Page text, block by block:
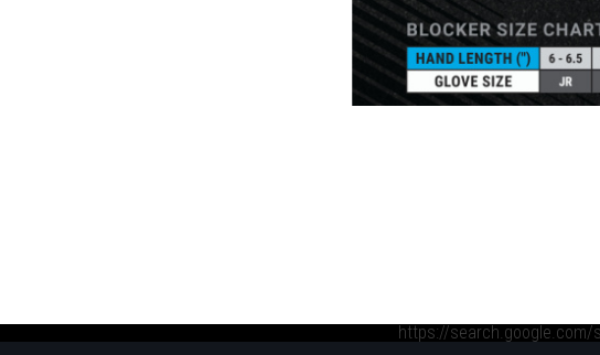
https://search.google.com/